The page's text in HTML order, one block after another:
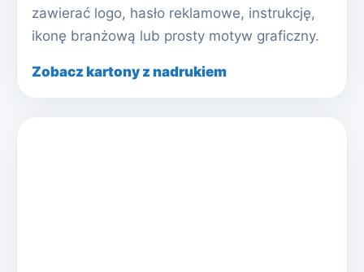
zawierać logo, hasło reklamowe, instrukcję,
ikonę branżową lub prosty motyw graficzny.
Zobacz kartony z nadrukiem